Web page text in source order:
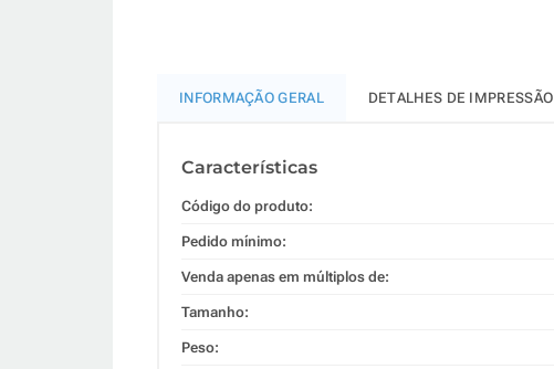
INFORMAÇÃO GERAL DETALHES DE IMPRESSÃO
Características
Código do produto:
Pedido mínimo:
Venda apenas em múltiplos de:
Tamanho:
Peso: